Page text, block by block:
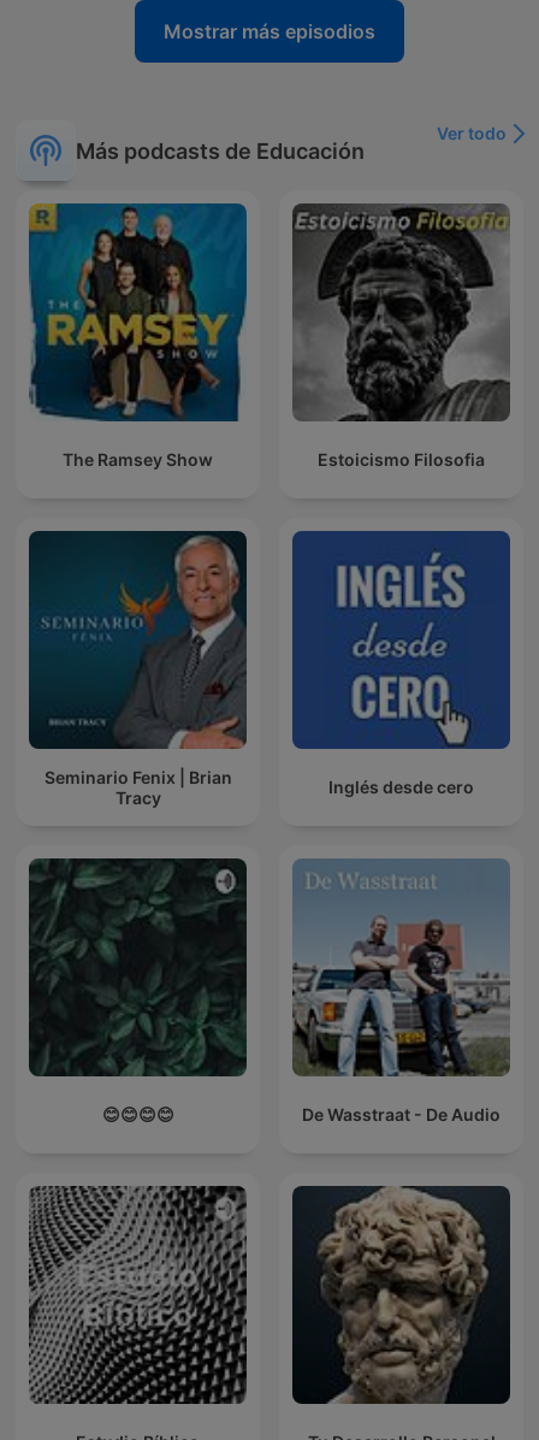
Mostrar más episodios
Más podcasts de Educación
Ver todo
The Ramsey Show Estoicismo Filosofia
Seminario Fenix | Brian
Tracy
Inglés desde cero
😊😊😊😊 De Wasstraat - De Audio